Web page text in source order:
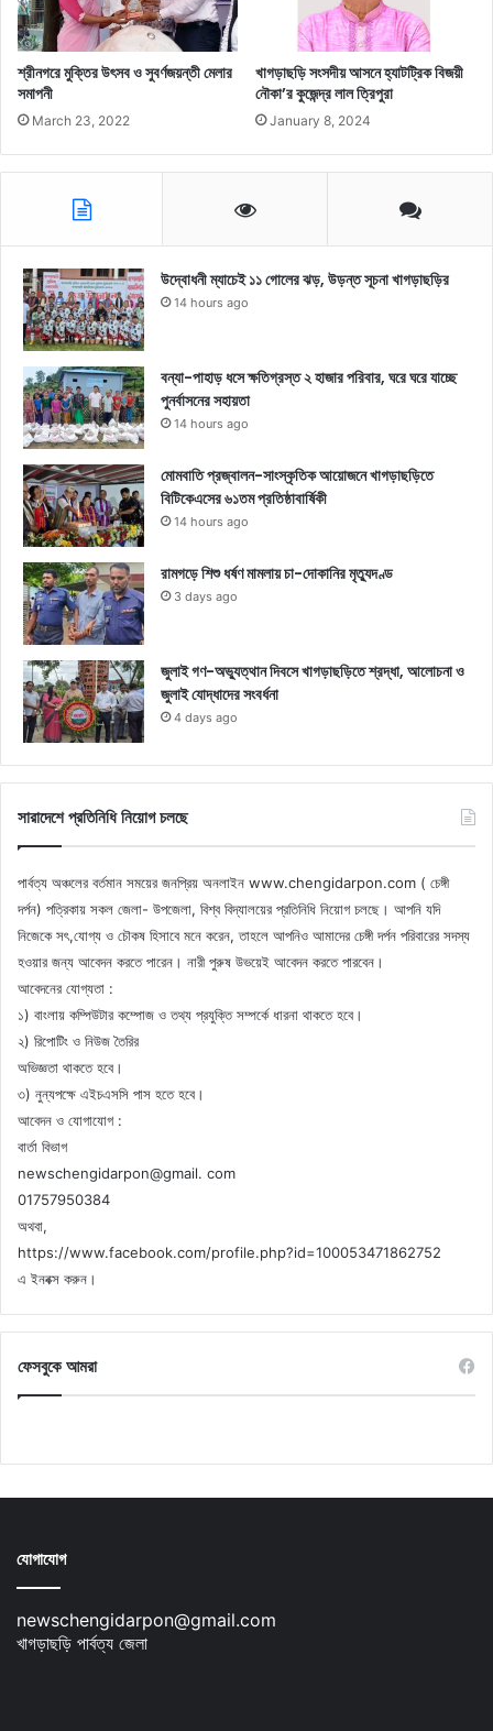
শ্রীনগরে মুক্তির উৎসব ও সুবর্ণজয়ন্তী মেলার
সমাপনী
March 23, 2022
খাগড়াছড়ি সংসদীয় আসনে হ্যাটট্রিক বিজয়ী
নৌকা’র কুজেন্দ্র লাল ত্রিপুরা
January 8, 2024
উদ্বোধনী ম্যাচেই ১১ গোলের ঝড়, উড়ন্ত সূচনা খাগড়াছড়ির
14 hours ago
বন্যা-পাহাড় ধসে ক্ষতিগ্রস্ত ২ হাজার পরিবার, ঘরে ঘরে যাচ্ছে
পুনর্বাসনের সহায়তা
14 hours ago
মোমবাতি প্রজ্বালন-সাংস্কৃতিক আয়োজনে খাগড়াছড়িতে
বিটিকেএসের ৬১তম প্রতিষ্ঠাবার্ষিকী
14 hours ago
রামগড়ে শিশু ধর্ষণ মামলায় চা-দোকানির মৃত্যুদণ্ড
3 days ago
জুলাই গণ-অভ্যুত্থান দিবসে খাগড়াছড়িতে শ্রদ্ধা, আলোচনা ও
জুলাই যোদ্ধাদের সংবর্ধনা
4 days ago
সারাদেশে প্রতিনিধি নিয়োগ চলছে
পার্বত্য অঞ্চলের বর্তমান সময়ের জনপ্রিয় অনলাইন www.chengidarpon.com ( চেঙ্গী
দর্পন) পত্রিকায় সকল জেলা- উপজেলা, বিশ্ব বিদ্যালয়ের প্রতিনিধি নিয়োগ চলছে। আপনি যদি
নিজেকে সৎ,যোগ্য ও চৌকষ হিসাবে মনে করেন, তাহলে আপনিও আমাদের চেঙ্গী দর্পন পরিবারের সদস্য
হওয়ার জন্য আবেদন করতে পারেন। নারী পুরুষ উভয়েই আবেদন করতে পারবেন।
আবেদনের যোগ্যতা :
১) বাংলায় কম্পিউটার কম্পোজ ও তথ্য প্রযুক্তি সম্পর্কে ধারনা থাকতে হবে।
২) রিপোটিং ও নিউজ তৈরির
অভিজ্ঞতা থাকতে হবে।
৩) নুন্যপক্ষে এইচএসসি পাস হতে হবে।
আবেদন ও যোগাযোগ :
বার্তা বিভাগ
newschengidarpon@gmail. com
01757950384
অথবা,
https://www.facebook.com/profile.php?id=100053471862752
এ ইনবক্স করুন।
ফেসবুকে আমরা
যোগাযোগ
newschengidarpon@gmail.com
খাগড়াছড়ি পার্বত্য জেলা